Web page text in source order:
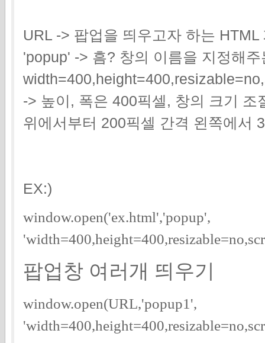
URL -> 팝업을 띄우고자 하는
'popup' -> 흠? 창의 이름을 지정해
-> 높이, 폭은 400픽셀, 창의 크기
위에서부터 200픽셀 간격 왼쪽에서
EX:)
window.open('ex.html','popup',
팝업창 여러개 띄우기
window.open(URL,'popup1',